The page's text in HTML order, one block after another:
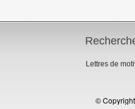
Lettres de
©